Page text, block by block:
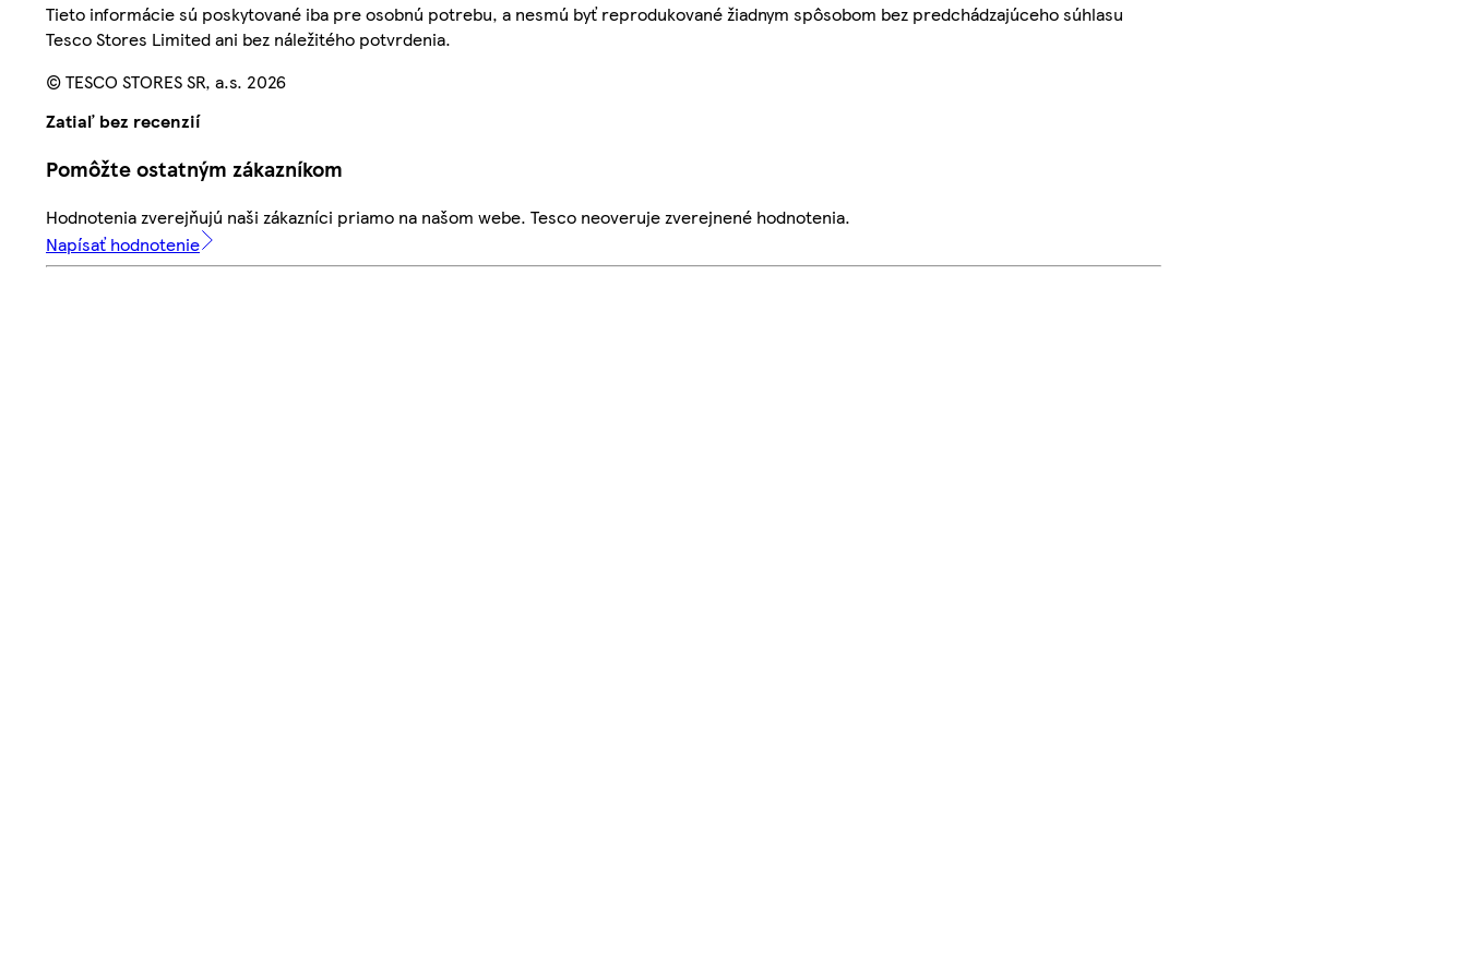
Tieto informácie sú poskytované iba pre osobnú potrebu, a nesmú byť reprodukované žiadnym spôsobom bez predchádzajúceho súhlasu
Tesco Stores Limited ani bez náležitého potvrdenia.
© TESCO STORES SR, a.s. 2026
Zatiaľ bez recenzií
Pomôžte ostatným zákazníkom
Hodnotenia zverejňujú naši zákazníci priamo na našom webe. Tesco neoveruje zverejnené hodnotenia.
Napísať hodnotenie